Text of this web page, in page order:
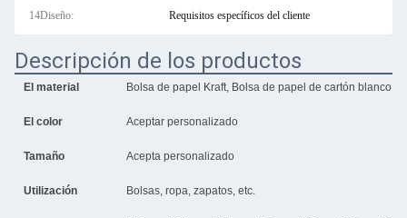
14Diseño: Requisitos específicos del cliente
Descripción de los productos
El material Bolsa de papel Kraft, Bolsa de papel de cartón blanco,
El color Aceptar personalizado
Tamaño Acepta personalizado
Utilización Bolsas, ropa, zapatos, etc.